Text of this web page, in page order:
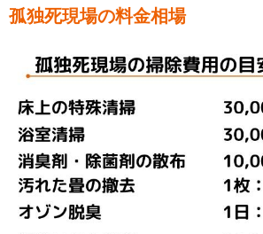
孤独死現場の料金相場